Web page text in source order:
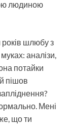
людиною
шлюбу з
аналізи,
потайки
пішов
Мені
що ти